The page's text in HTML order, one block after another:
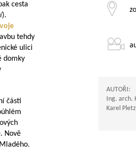
cesta
).
tehdy
ulici
domky
části
Nově
AUTOŘI:
Ing. arch.
Karel